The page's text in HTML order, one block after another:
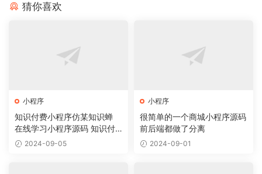
猜你喜欢
小程序
知识付费小程序仿某知识蝉
在线学习小程序源码 知识付
费系统2024-09-05
小程序
很简单的一个商城小程序源码
前后端都做了分离
2024-09-01